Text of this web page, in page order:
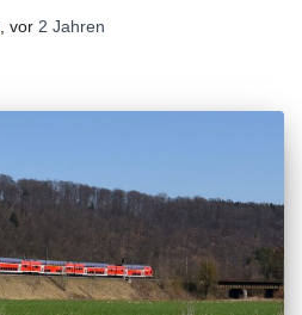
, vor 2 Jahren